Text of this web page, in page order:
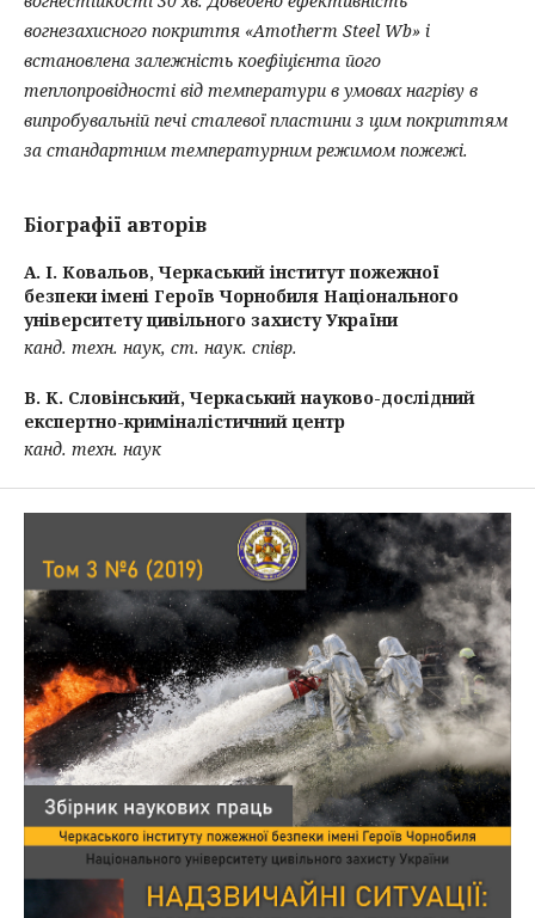
вогнезахисного покриття «Amotherm Steel Wb» і
встановлена залежність коефіцієнта його
теплопровідності від температури в умовах нагріву в
випробувальній печі сталевої пластини з цим покриттям
за стандартним температурним режимом пожежі.
Біографії авторів
А. І. Ковальов,Черкаський інститут пожежної
безпеки імені Героїв Чорнобиля Національного
університету цивільного захисту України
канд. техн. наук, ст. наук. співр.
В. К. Словінський,Черкаський науково-дослідний
експертно-криміналістичний центр
канд. техн. наук